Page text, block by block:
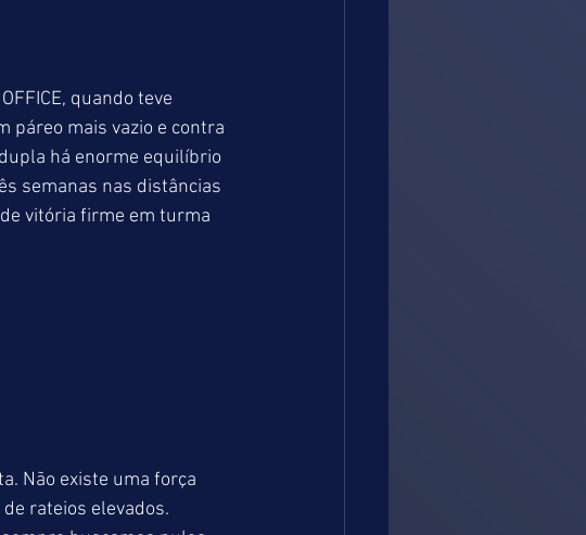
quando teve
páreo mais vazio e contra
há enorme equilíbrio
semanas nas distâncias
de vitória firme em turma
Não existe uma força
rateios elevados.